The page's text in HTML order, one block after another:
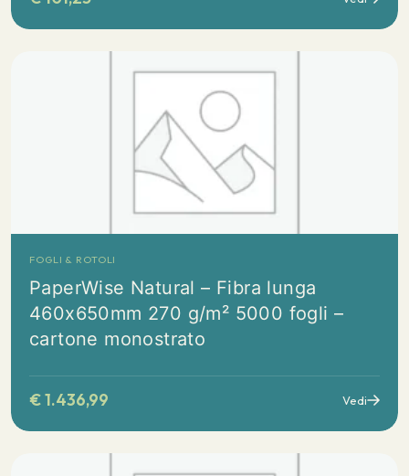
FOGLI & ROTOLI
PaperWise Natural – Fibra lunga
460x650mm 270 g/m² 5000 fogli –
cartone monostrato
€1.436,99 Vedi